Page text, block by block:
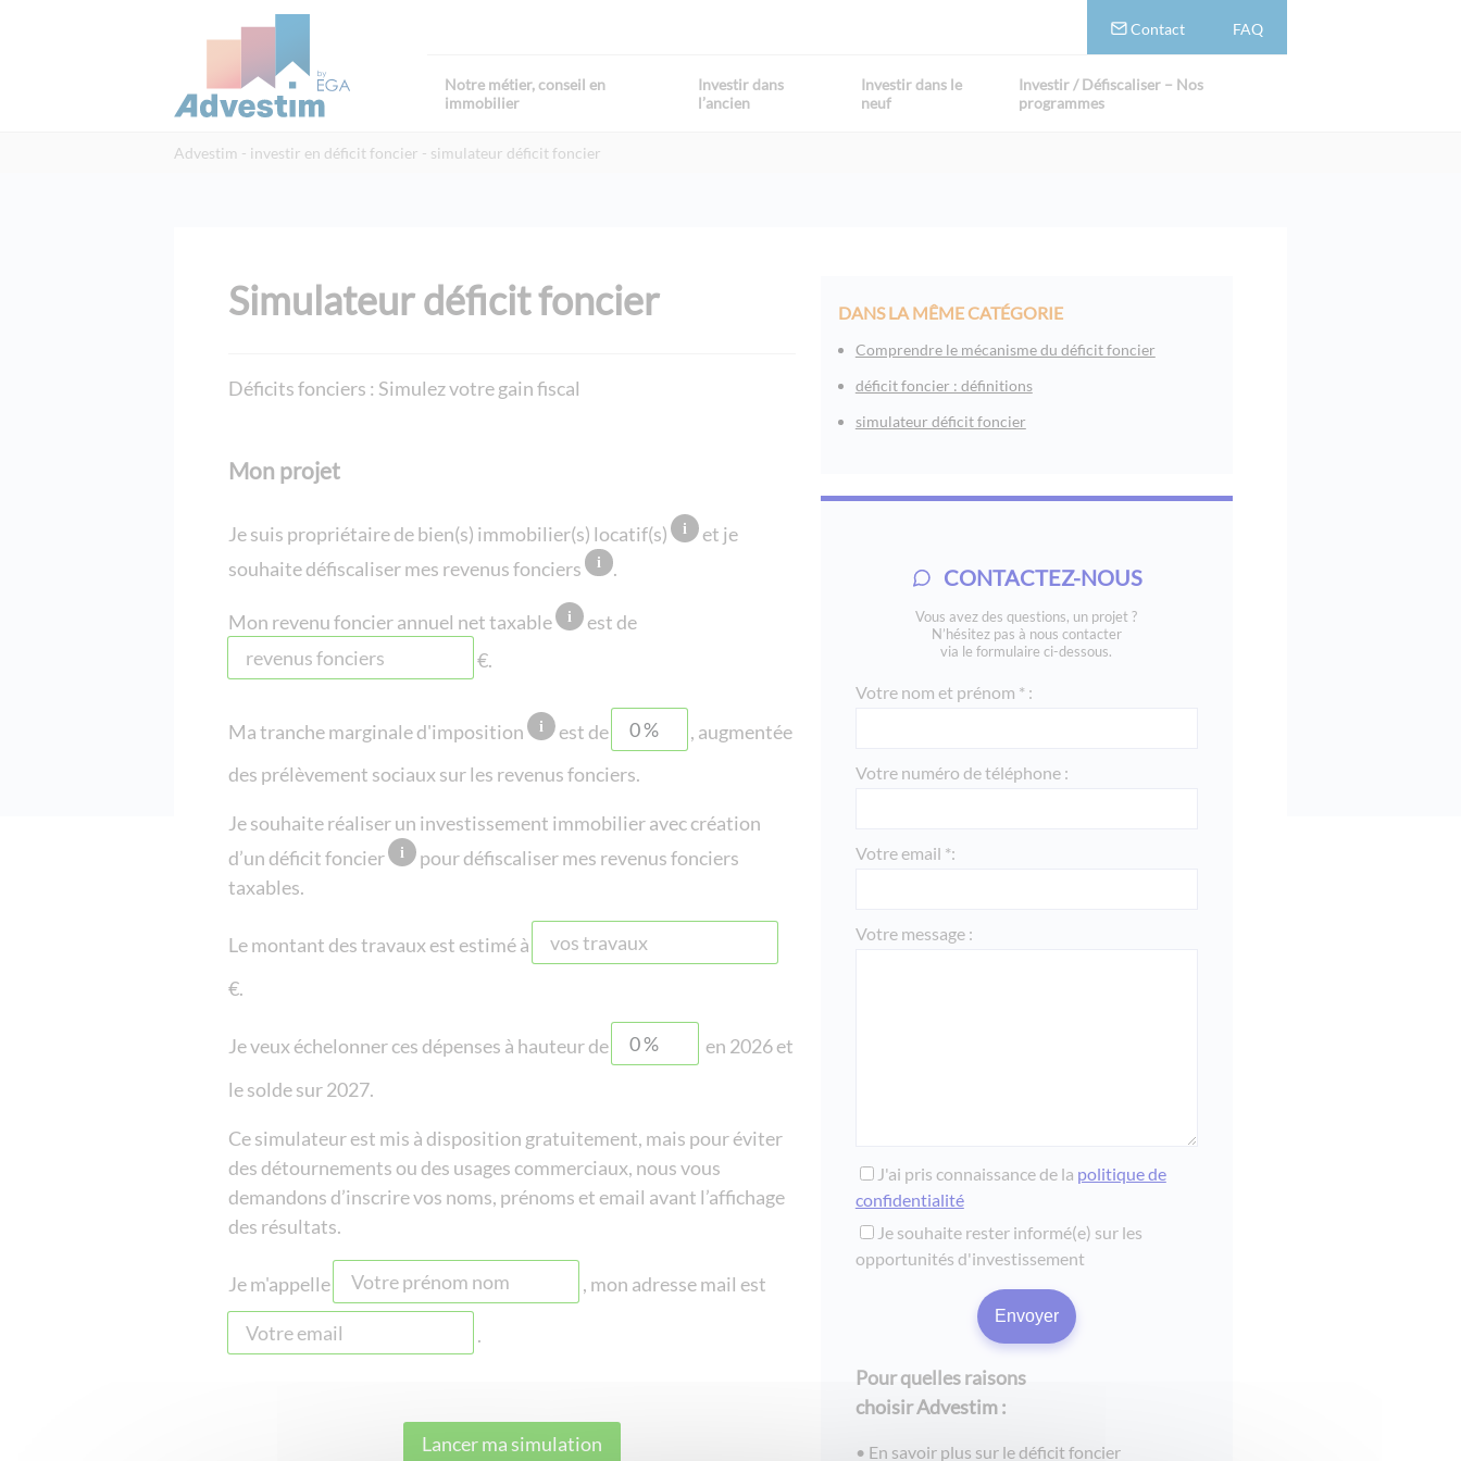
Contact FAQ
Notre métier, conseil en
immobilier
Investir dans
l’ancien
Investir dans le
neuf
Investir / Défiscaliser – Nos
programmes
Advestim investir en déficit foncier simulateur déficit foncier
Simulateur déficit foncier
Déficits fonciers : Simulez votre gain fiscal
Mon projet
Je suis propriétaire de bien(s) immobilier(s) locatif(s)
et je
souhaite défiscaliser mes revenus fonciers
.
Mon revenu foncier annuel net taxable
est de
€.
Ma tranche marginale d'imposition est de
, augmentée
des prélèvement sociaux sur les revenus fonciers.
Je souhaite réaliser un investissement immobilier avec création
d’un déficit foncier
pour défiscaliser mes revenus fonciers
taxables.
Le montant des travaux est estimé à
€.
Je veux échelonner ces dépenses à hauteur de en 2026et
le soldesur 2027.
Ce simulateur est mis à disposition gratuitement, mais pour éviter
des détournements ou des usages commerciaux, nous vous
demandons d’inscrire vos noms, prénoms et email avant l’affichage
des résultats.
Je m'appelle , mon adresse mail est
.
DANS LA MÊME CATÉGORIE
Comprendre le mécanisme du déficit foncier
déficit foncier : définitions
simulateur déficit foncier
CONTACTEZ-NOUS
Vous avez des questions, un projet ?
N’hésitez pas à nous contacter
via le formulaire ci-dessous.
Votre nom et prénom * :
Votre numéro de téléphone :
Votre email *:
Votre message :
J'ai pris connaissance de la politique de
confidentialité
Je souhaite rester informé(e) sur les
opportunités d'investissement
Pour quelles raisons
choisir Advestim :
En savoir plus sur le déficit foncier